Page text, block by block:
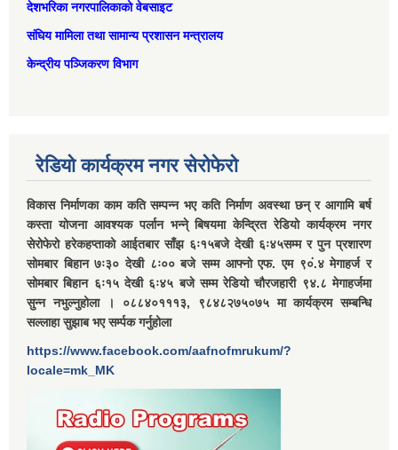
देशभरिका नगरपालिकाको वेबसाइट
संघिय मामिला तथा सामान्‍य प्रशासन मन्त्रालय
केन्द्रीय पञ्जिकरण विभाग
रेडियो कार्यक्रम नगर सेरोफेरो
विकास निर्माणका काम कति सम्पन्न भए कति निर्माण अवस्था छन् र आगामि बर्ष
कस्ता योजना आवश्यक पर्लान भन्ने् बिषयमा केन्द्रित रेडियो कार्यक्रम नगर
सेरोफेरो हरेकहप्ताको आईतबार साँझ ६ः१५बजे देखी ६ः४५सम्म र पुन प्रशारण
सोमबार बिहान ७ः३० देखी ८ः०० बजे सम्म आफ्नो एफ. एम ९०ं.४ मेगाहर्ज र
सोमबार बिहान ६ः१५ देखी ६ः४५ बजे सम्म रेडियो चौरजहारी ९४.८ मेगाहर्जमा
सुन्न नभुल्नुहोला । ०८८४०१११३, ९८४८२७५०७५ मा कार्यक्रम सम्बन्धि
सल्लाहा सुझाब भए सर्म्पक गर्नुहोला
https://www.facebook.com/aafnofmrukum/?
locale=mk_MK